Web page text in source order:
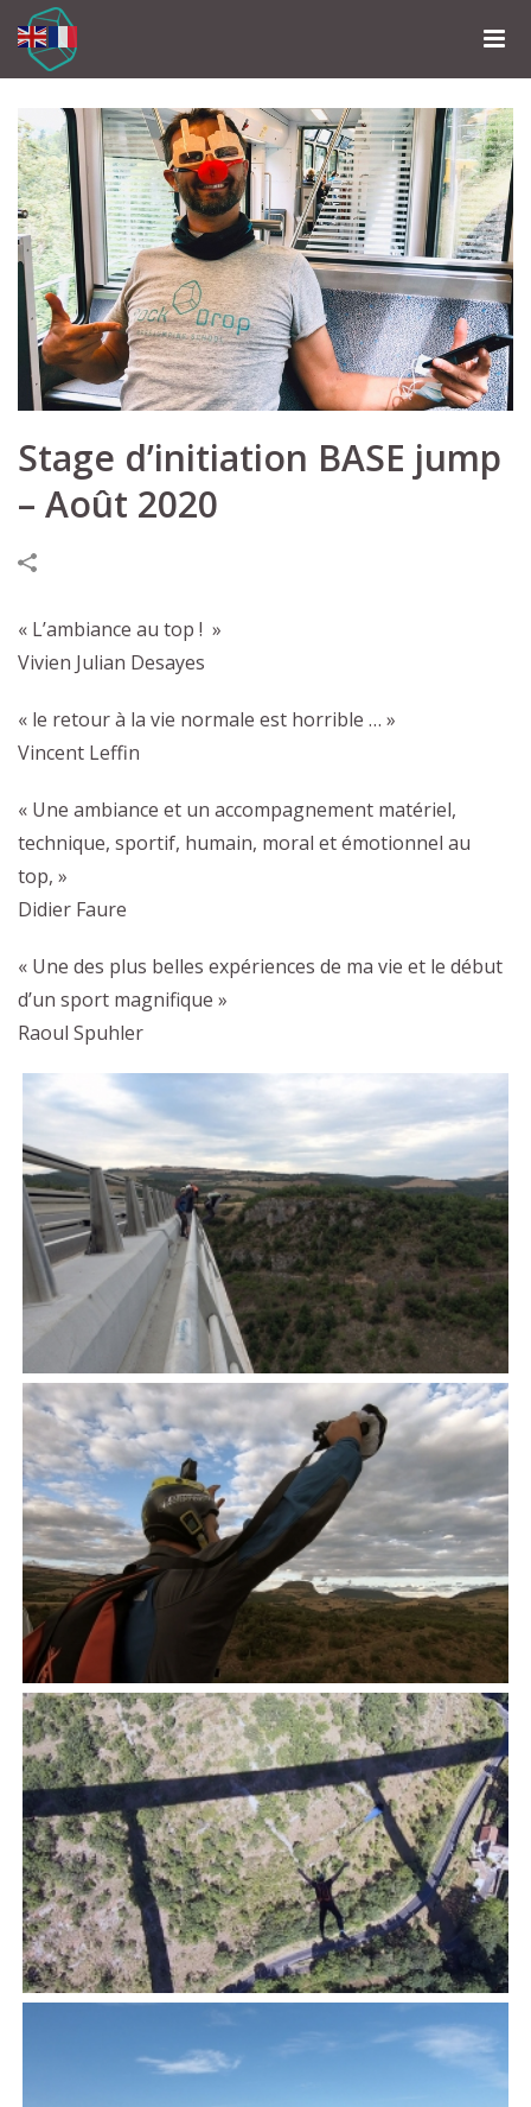
Stage d’initiation BASE jump
– Août 2020
« L’ambiance au top ! »
Vivien Julian Desayes
« le retour à la vie normale est horrible … »
Vincent Leffin
« Une ambiance et un accompagnement matériel,
technique, sportif, humain, moral et émotionnel au
top, »
Didier Faure
« Une des plus belles expériences de ma vie et le début
d’un sport magnifique »
Raoul Spuhler